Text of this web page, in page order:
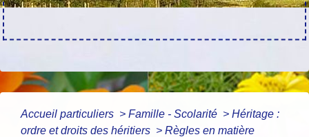
Accueil particuliers > Famille - Scolarité > Héritage :
ordre et droits des héritiers > Règles en matière